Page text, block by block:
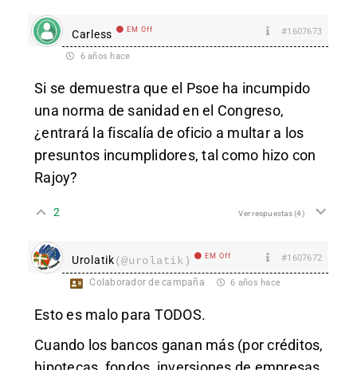
Carless EM Off #1607673
6 años hace
Si se demuestra que el Psoe ha incumpido
una norma de sanidad en el Congreso,
¿entrará la fiscalía de oficio a multar a los
presuntos incumplidores, tal como hizo con
Rajoy?
2 Ver respuestas(4)
Urolatik(@urolatik) EM Off #1607672
Colaborador de campaña 6 años hace
Esto es malo para TODOS.
Cuando los bancos ganan más (por créditos,